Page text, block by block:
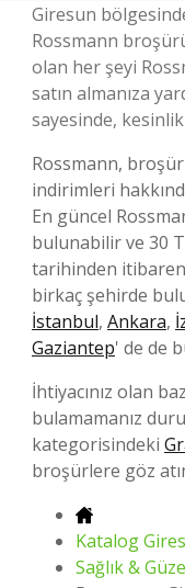
Giresun
Rossmann
olan her şeyi
satın almanıza
sayesinde,
Rossmann,
indirimleri
En güncel
bulunabilir ve 30
tarihinden
birkaç şehirde
İstanbul, Ankara,
Gaziantep' de de
İhtiyacınız olan
bulamamanız
kategorisindeki
broşürlere göz
Katalog
Sağlık &